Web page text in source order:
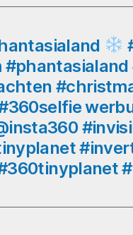
#dusseldorf
#kingsalley
#tistheseason
#holidays
#360photo
#360photos
#360selfie
werbungunbezahlt
#insta360onex2
@insta360
#tinyearth